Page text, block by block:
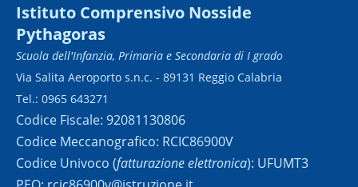
Istituto Comprensivo Nosside
Pythagoras
Scuola dell'Infanzia, Primaria e Secondaria di I grado
Via Salita Aeroporto s.n.c. - 89131 Reggio Calabria
Tel.: 0965 643271
Codice Fiscale: 92081130806
Codice Meccanografico: RCIC86900V
Codice Univoco (fatturazione elettronica): UFUMT3